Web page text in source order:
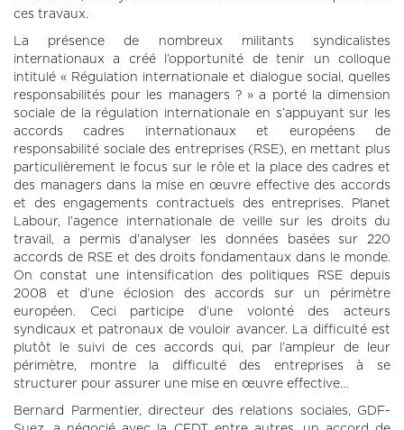
ces travaux.
La présence de nombreux militants syndicalistes
internationaux a créé l’opportunité de tenir un colloque
intitulé « Régulation internationale et dialogue social, quelles
responsabilités pour les managers ? » a porté la dimension
sociale de la régulation internationale en s’appuyant sur les
accords cadres internationaux et européens de
responsabilité sociale des entreprises (RSE), en mettant plus
particulièrement le focus sur le rôle et la place des cadres et
des managers dans la mise en œuvre effective des accords
et des engagements contractuels des entreprises. Planet
Labour, l’agence internationale de veille sur les droits du
travail, a permis d’analyser les données basées sur 220
accords de RSE et des droits fondamentaux dans le monde.
On constat une intensification des politiques RSE depuis
2008 et d’une éclosion des accords sur un périmètre
européen. Ceci participe d’une volonté des acteurs
syndicaux et patronaux de vouloir avancer. La difficulté est
plutôt le suivi de ces accords qui, par l’ampleur de leur
périmètre, montre la difficulté des entreprises à se
structurer pour assurer une mise en œuvre effective…
Bernard Parmentier, directeur des relations sociales, GDF-